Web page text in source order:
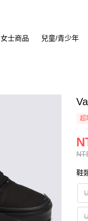
女士商品 兒童/青少年
超
鞋